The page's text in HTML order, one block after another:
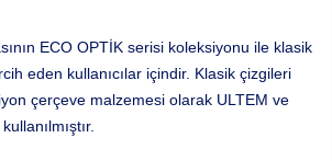
ECO OPTİK serisi koleksiyonu ile klasik
eden kullanıcılar içindir. Klasik çizgileri
çerçeve malzemesi olarak ULTEM ve